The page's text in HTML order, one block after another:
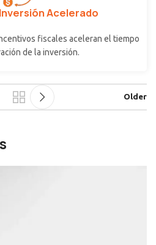
Acelerado
fiscales aceleran el tiempo
de la inversión.
Older